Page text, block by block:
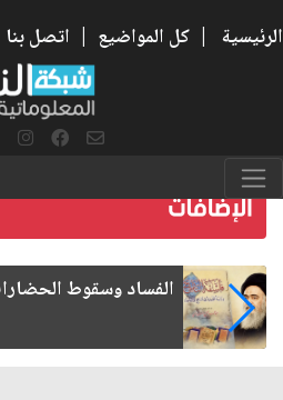
الرئيسية | كل المواضيع | اتصل بنا
رواتب الموظفين على